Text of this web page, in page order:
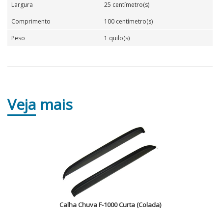
Largura
25 centímetro(s)
Comprimento
100 centímetro(s)
Peso
1 quilo(s)
Veja mais
Calha Chuva F-1000 Curta (Colada)